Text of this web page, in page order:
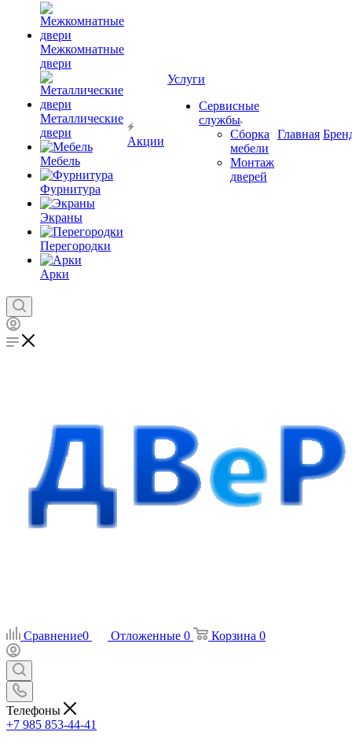
Межкомнатные
двери
Металлические
двери
Мебель
Фурнитура
Экраны
Перегородки
Арки
Акции
Услуги
Сервисные
службы
Сборка
мебели
Монтаж
дверей
Главная
Сравнение0 Отложенные 0 Корзина 0
Телефоны
+7 985 853-44-41